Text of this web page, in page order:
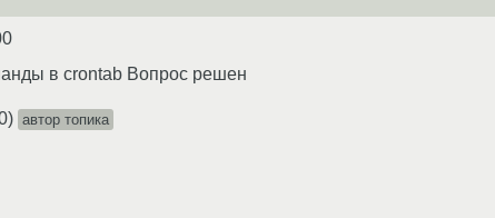
в crontab Вопрос решен
) автор топика